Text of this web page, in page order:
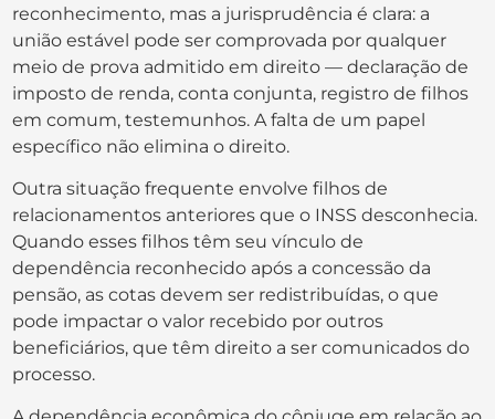
reconhecimento, mas a jurisprudência é clara: a
união estável pode ser comprovada por qualquer
meio de prova admitido em direito — declaração de
imposto de renda, conta conjunta, registro de filhos
em comum, testemunhos. A falta de um papel
específico não elimina o direito.
Outra situação frequente envolve filhos de
relacionamentos anteriores que o INSS desconhecia.
Quando esses filhos têm seu vínculo de
dependência reconhecido após a concessão da
pensão, as cotas devem ser redistribuídas, o que
pode impactar o valor recebido por outros
beneficiários, que têm direito a ser comunicados do
processo.